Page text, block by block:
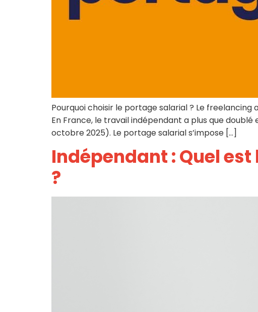
Pourquoi choisir le portage salarial ? Le
En France, le travail indépendant a plus que
octobre 2025). Le portage salarial s’impose […]
Indépendant : Quel
?